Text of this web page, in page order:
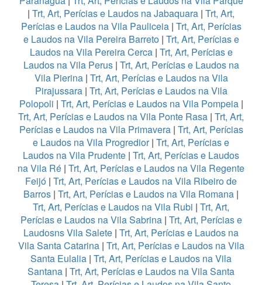
| Trt, Art, Perícias e Laudos na Jabaquara | Trt, Art,
Perícias e Laudos na Vila Pauliceia| Trt, Art, Perícias
e Laudos na Vila Pereira Barreto| Trt, Art, Perícias e
Laudos na Vila Pereira Cerca| Trt, Art, Perícias e
Laudos na Vila Perus| Trt, Art, Perícias e Laudos na
Vila Pierina| Trt, Art, Perícias e Laudos na Vila
Pirajussara| Trt, Art, Perícias e Laudos na Vila
Polopoli | Trt, Art, Perícias e Laudos na Vila Pompeia|
Trt, Art, Perícias e Laudos na Vila Ponte Rasa | Trt, Art,
Perícias e Laudos na Vila Primavera| Trt, Art, Perícias
e Laudos na Vila Progredior| Trt, Art, Perícias e
Laudos na Vila Prudente | Trt, Art, Perícias e Laudos
na Vila Ré | Trt, Art, Perícias e Laudos na Vila Regente
Feijó | Trt, Art, Perícias e Laudos na Vila Ribeiro de
Barros | Trt, Art, Perícias e Laudos na Vila Romana |
Trt, Art, Perícias e Laudos na Vila Rubi | Trt, Art,
Perícias e Laudos na Vila Sabrina| Trt, Art, Perícias e
Laudosns Vila Salete | Trt, Art, Perícias e Laudos na
Vila Santa Catarina| Trt, Art, Perícias e Laudos na Vila
Santa Eulalia | Trt, Art, Perícias e Laudos na Vila
Santana | Trt, Art, Perícias e Laudos na Vila Santa